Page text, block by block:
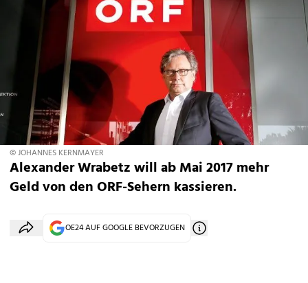
© JOHANNES KERNMAYER
Alexander Wrabetz will ab Mai 2017 mehr
Geld von den ORF-Sehern kassieren.
OE24 AUF GOOGLE BEVORZUGEN